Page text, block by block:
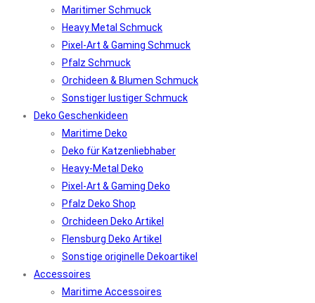
Maritimer Schmuck
Heavy Metal Schmuck
Pixel-Art & Gaming Schmuck
Pfalz Schmuck
Orchideen & Blumen Schmuck
Sonstiger lustiger Schmuck
Deko Geschenkideen
Maritime Deko
Deko für Katzenliebhaber
Heavy-Metal Deko
Pixel-Art & Gaming Deko
Pfalz Deko Shop
Orchideen Deko Artikel
Flensburg Deko Artikel
Sonstige originelle Dekoartikel
Accessoires
Maritime Accessoires